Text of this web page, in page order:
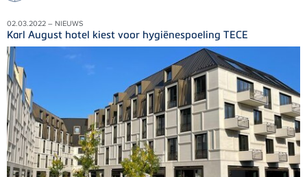
02.03.2022 – NIEUWS
Karl August hotel kiest voor hygiënespoeling TECE